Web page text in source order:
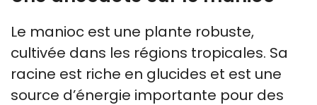
Le manioc est une plante robuste,
cultivée dans les régions tropicales. Sa
racine est riche en glucides et est une
source d’énergie importante pour des